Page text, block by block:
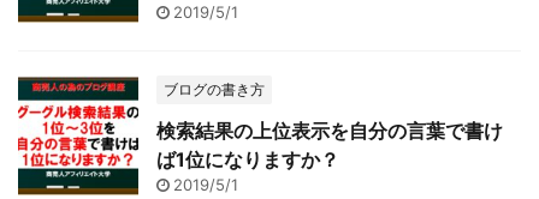
2019/5/1
ブログの書き方
検索結果の上位表示を自分の言葉で書け
ば1位になりますか？
2019/5/1